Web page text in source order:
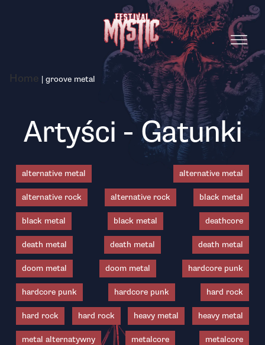
Home | groove metal
Artyści - Gatunki
alternative metal alternative metal
alternative rock alternative rock black metal
black metal black metal deathcore
death metal death metal death metal
doom metal doom metal hardcore punk
hardcore punk hardcore punk hard rock
hard rock hard rock heavy metal heavy metal
metal alternatywny metalcore metalcore